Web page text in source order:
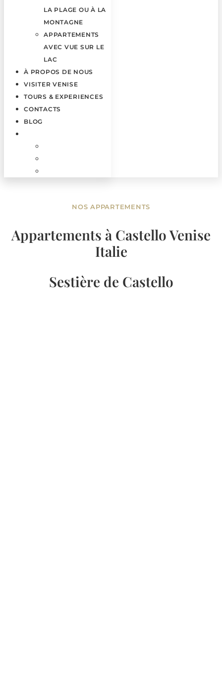
LA PLAGE OU À LA
MONTAGNE
APPARTEMENTS
AVEC VUE SUR LE
LAC
À PROPOS DE NOUS
VISITER VENISE
TOURS & EXPERIENCES
CONTACTS
BLOG
NOS APPARTEMENTS
Appartements à Castello Venise
Italie
Sestière de Castello